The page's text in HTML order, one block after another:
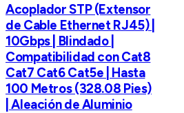
Acoplador STP (Extensor
de Cable Ethernet RJ45) |
10Gbps | Blindado |
Compatibilidad con Cat8
Cat7 Cat6 Cat5e | Hasta
100 Metros (328.08 Pies)
| Aleación de Aluminio